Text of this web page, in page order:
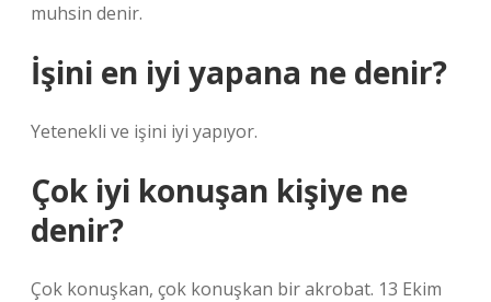
muhsin denir.
İşini en iyi yapana ne denir?
Yetenekli ve işini iyi yapıyor.
Çok iyi konuşan kişiye ne
denir?
Çok konuşkan, çok konuşkan bir akrobat. 13 Ekim